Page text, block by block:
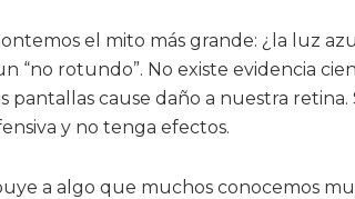
el mito más grande: ¿la luz
“no rotundo”. No existe evidencia
pantallas cause daño a nuestra retina.
y no tenga efectos.
a algo que muchos conocemos